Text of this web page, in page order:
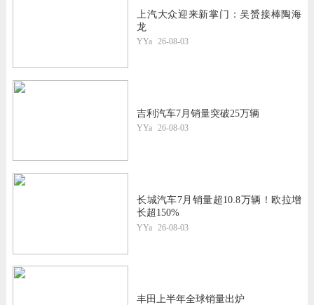
上汽大众迎来新掌门：吴赟接棒陶海
龙
YYa 26-08-03
吉利汽车7月销量突破25万辆
YYa 26-08-03
长城汽车7月销量超10.8万辆！欧拉增
长超150%
YYa 26-08-03
丰田上半年全球销量出炉